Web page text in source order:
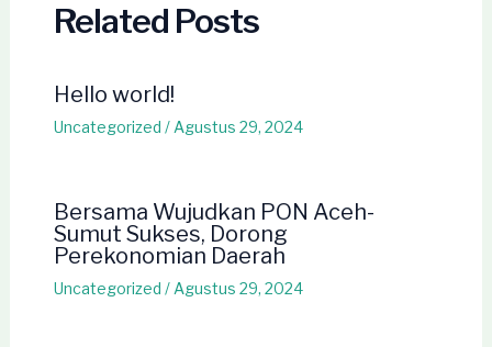
Related Posts
Hello world!
Uncategorized / Agustus 29, 2024
Bersama Wujudkan PON Aceh-
Sumut Sukses, Dorong
Perekonomian Daerah
Uncategorized / Agustus 29, 2024